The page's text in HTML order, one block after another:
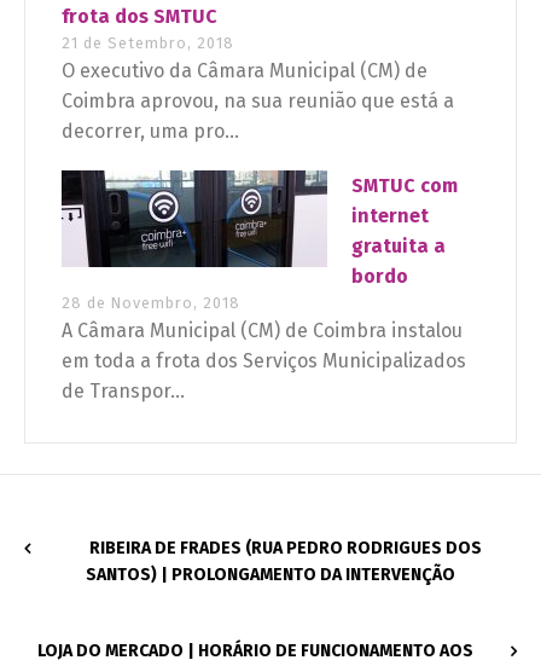
frota dos SMTUC
21 de Setembro, 2018
O executivo da Câmara Municipal (CM) de
Coimbra aprovou, na sua reunião que está a
decorrer, uma pro...
SMTUC com
internet
gratuita a
bordo
28 de Novembro, 2018
A Câmara Municipal (CM) de Coimbra instalou
em toda a frota dos Serviços Municipalizados
de Transpor...
RIBEIRA DE FRADES (RUA PEDRO RODRIGUES DOS
SANTOS) | PROLONGAMENTO DA INTERVENÇÃO
LOJA DO MERCADO | HORÁRIO DE FUNCIONAMENTO AOS